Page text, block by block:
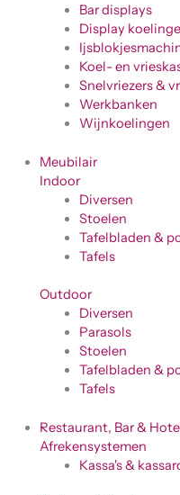
Bar displays
Display
Koel- en
Snelvriezers &
Werkbanken
Wijnkoelingen
Meubilair
Indoor
Diversen
Stoelen
Tafelbladen &
Tafels
Outdoor
Diversen
Parasols
Stoelen
Tafelbladen &
Tafels
Restaurant, Bar &
Afrekensystemen
Kassa's &